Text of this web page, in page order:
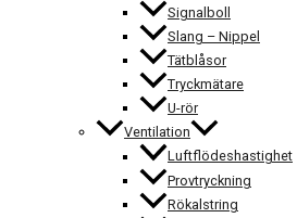
Signalboll
Slang – Nippel
Tätblåsor
Tryckmätare
U-rör
Ventilation
Luftflödeshastighet
Provtryckning
Rökalstring